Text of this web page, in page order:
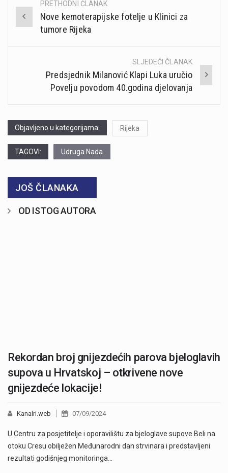
Post
navigation
PRETHODNI ČLANAK
Nove kemoterapijske fotelje u Klinici za
tumore Rijeka
SLJEDEĆI ČLANAK
Predsjednik Milanović Klapi Luka uručio
Povelju povodom 40.godina djelovanja
Objavljeno u kategorijama: Rijeka
TAGOVI: Udruga Nada
JOŠ ČLANAKA
OD ISTOG AUTORA
Rekordan broj gnijezdećih parova bjeloglavih
supova u Hrvatskoj – otkrivene nove
gnijezdeće lokacije!
Kanalri.web 07/09/2024
U Centru za posjetitelje i oporavilištu za bjeloglave supove Beli na
otoku Cresu obilježen Međunarodni dan strvinara i predstavljeni
rezultati godišnjeg monitoringa…